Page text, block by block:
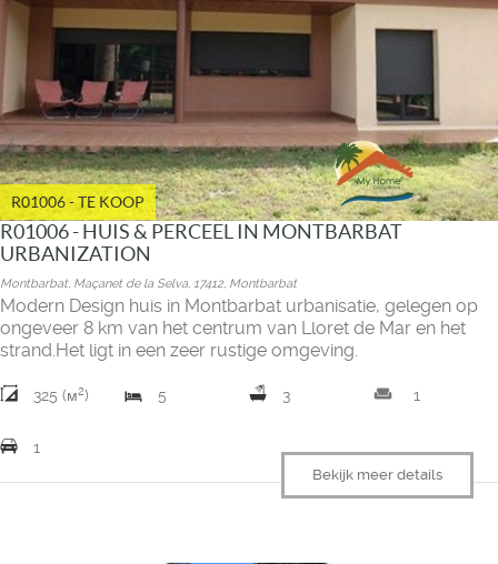
R01006 - TE KOOP
R01006 - HUIS & PERCEEL IN MONTBARBAT
URBANIZATION
Montbarbat, Maçanet de la Selva, 17412, Montbarbat
Modern Design huis in Montbarbat urbanisatie, gelegen op
ongeveer 8 km van het centrum van Lloret de Mar en het
strand.Het ligt in een zeer rustige omgeving.
325 (м2) 5 3 weekend 1
1
Bekijk meer details